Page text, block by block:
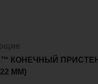
КОНЕЧНЫЙ
ММ)